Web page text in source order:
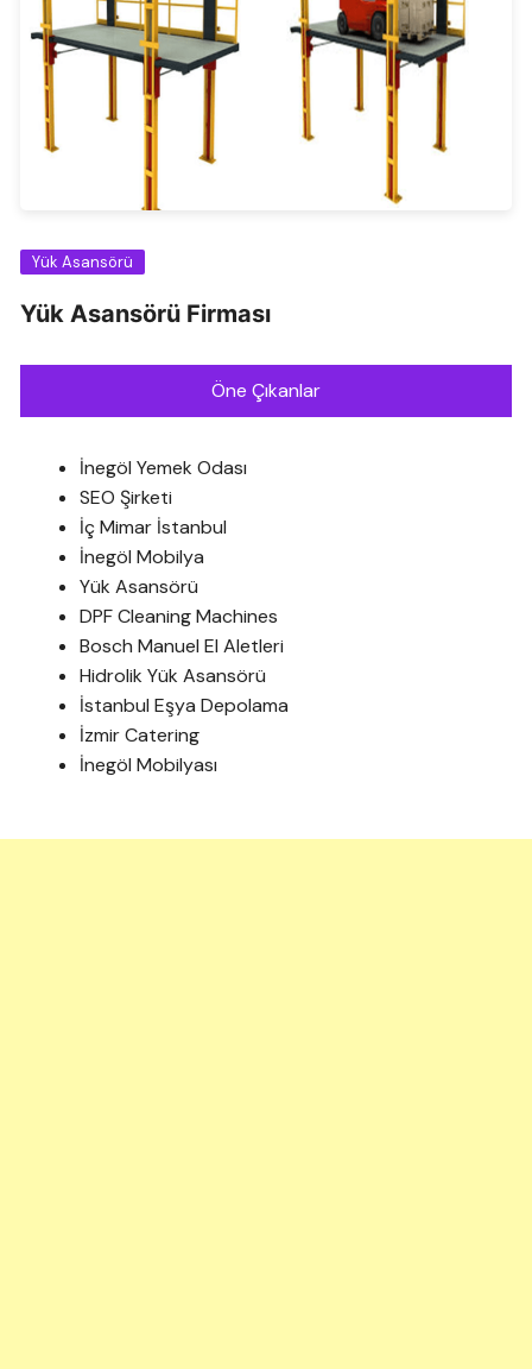
Yük Asansörü
Yük Asansörü Firması
Öne Çıkanlar
İnegöl Yemek Odası
SEO Şirketi
İç Mimar İstanbul
İnegöl Mobilya
Yük Asansörü
DPF Cleaning Machines
Bosch Manuel El Aletleri
Hidrolik Yük Asansörü
İstanbul Eşya Depolama
İzmir Catering
İnegöl Mobilyası